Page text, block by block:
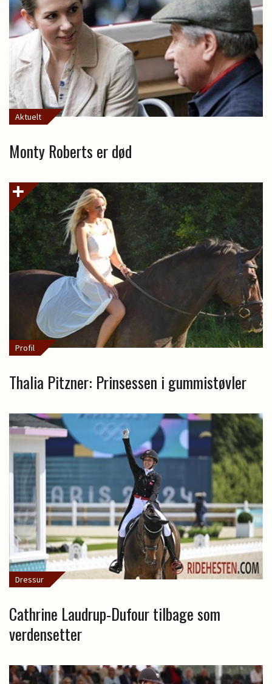
Aktuelt
Monty Roberts er død
Profil
Thalia Pitzner: Prinsessen i gummistøvler
Dressur
Cathrine Laudrup-Dufour tilbage som
verdensetter